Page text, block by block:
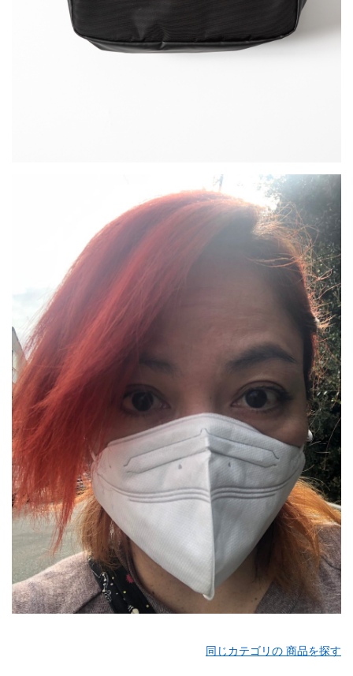
同じカテゴリの 商品を探す